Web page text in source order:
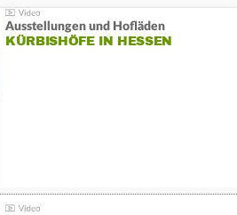
Ausstellungen und Hofläden
KÜRBISHÖFE IN HESSEN